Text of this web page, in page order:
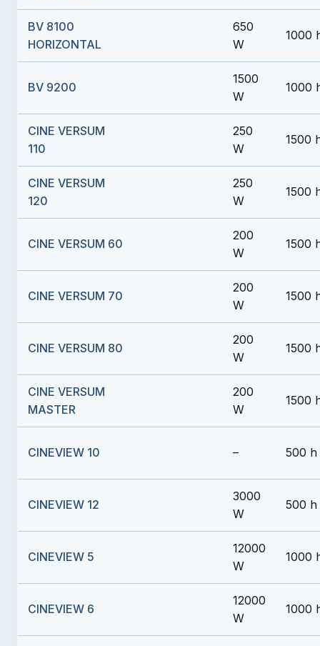
BV 8100
HORIZONTAL
650
W
1000
BV 9200
1500
W
1000
CINE VERSUM
110
250
W
1500
CINE VERSUM
120
250
W
1500
CINE VERSUM 60
200
W
1500
CINE VERSUM 70
200
W
1500
CINE VERSUM 80
200
W
1500
CINE VERSUM
MASTER
200
W
1500
CINEVIEW 10 – 500 h
CINEVIEW 12
3000
W
500 h
CINEVIEW 5
12000
W
1000
CINEVIEW 6
12000
W
1000